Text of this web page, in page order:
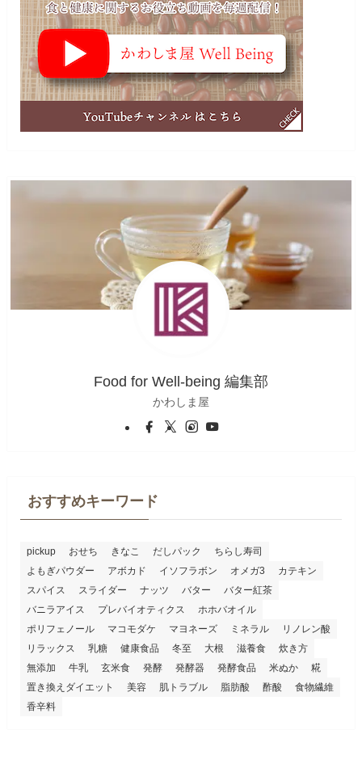
Food for Well-being 編集部
かわしま屋
おすすめキーワード
pickup おせち きなこ だしパック
ちらし寿司
よもぎパウダー
アボカド イソフラボン オメガ3
カテキン
スパイス
スライダー ナッツ バター
バター紅茶
バニラアイス
プレバイオティクス
ホホバオイル
ポリフェノール
マコモダケ マヨネーズ ミネラル
リノレン酸
リラックス
乳糖 健康食品 冬至 大根 滋養食
炊き方
無添加
牛乳 玄米食 発酵 発酵器 発酵食品 米ぬか
糀
置き換えダイエット
美容 肌トラブル 脂肪酸 酢酸
食物繊維
香辛料